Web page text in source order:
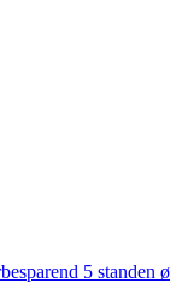
5 standen ø